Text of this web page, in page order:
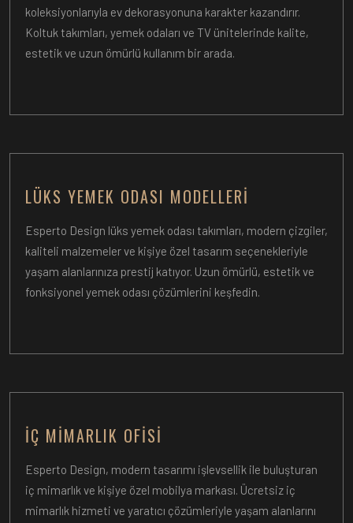
koleksiyonlarıyla ev dekorasyonuna karakter kazandırır.
Koltuk takımları, yemek odaları ve TV ünitelerinde kalite,
estetik ve uzun ömürlü kullanım bir arada.
LÜKS YEMEK ODASI MODELLERI
Esperto Design lüks yemek odası takımları, modern çizgiler,
kaliteli malzemeler ve kişiye özel tasarım seçenekleriyle
yaşam alanlarınıza prestij katıyor. Uzun ömürlü, estetik ve
fonksiyonel yemek odası çözümlerini keşfedin.
İÇ MIMARLIK OFISI
Esperto Design, modern tasarımı işlevsellik ile buluşturan
iç mimarlık ve kişiye özel mobilya markası. Ücretsiz iç
mimarlık hizmeti ve yaratıcı çözümleriyle yaşam alanlarını